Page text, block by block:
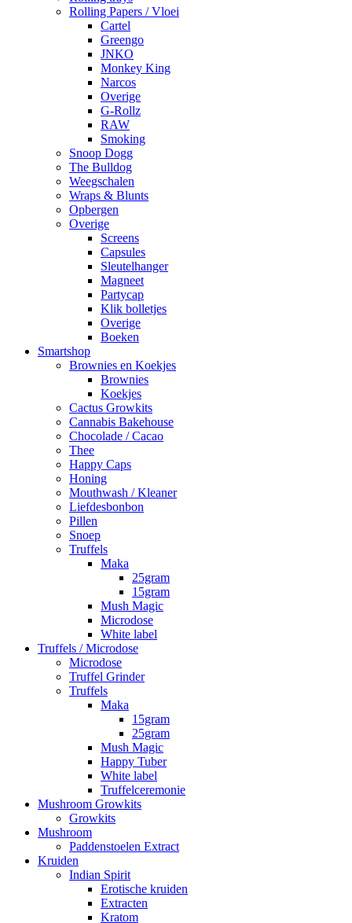
Rolling Papers / Vloei
Cartel
Greengo
JNKO
Monkey King
Narcos
Overige
G-Rollz
RAW
Smoking
Snoop Dogg
The Bulldog
Weegschalen
Wraps & Blunts
Opbergen
Overige
Screens
Capsules
Sleutelhanger
Magneet
Partycap
Klik bolletjes
Overige
Boeken
Smartshop
Brownies en Koekjes
Brownies
Koekjes
Cactus Growkits
Cannabis Bakehouse
Chocolade / Cacao
Thee
Happy Caps
Honing
Mouthwash / Kleaner
Liefdesbonbon
Pillen
Snoep
Truffels
Maka
25gram
15gram
Mush Magic
Microdose
White label
Truffels / Microdose
Microdose
Truffel Grinder
Truffels
Maka
15gram
25gram
Mush Magic
Happy Tuber
White label
Truffelceremonie
Mushroom Growkits
Growkits
Mushroom
Paddenstoelen Extract
Kruiden
Indian Spirit
Erotische kruiden
Extracten
Kratom